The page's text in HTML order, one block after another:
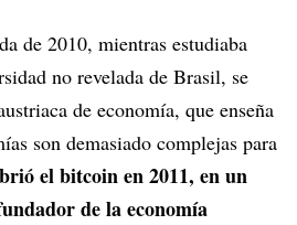
de 2010, mientras estudiaba
no revelada de Brasil, se
de economía, que enseña
son demasiado complejas para
el bitcoin en 2011, en un
de la economía